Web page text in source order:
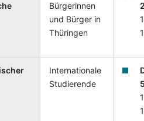
Bürgerinnen
und Bürger in
Thüringen
Internationale
Studierende